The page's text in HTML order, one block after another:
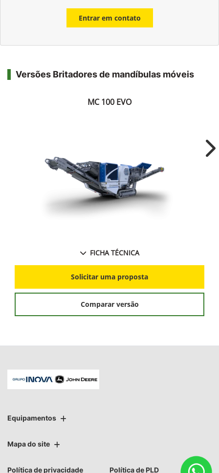
Entrar em contato
Versões Britadores de mandíbulas móveis
MC 100 EVO
FICHA TÉCNICA
Solicitar uma proposta
Comparar versão
Equipamentos
Mapa do site
Política de privacidade Política de PLD